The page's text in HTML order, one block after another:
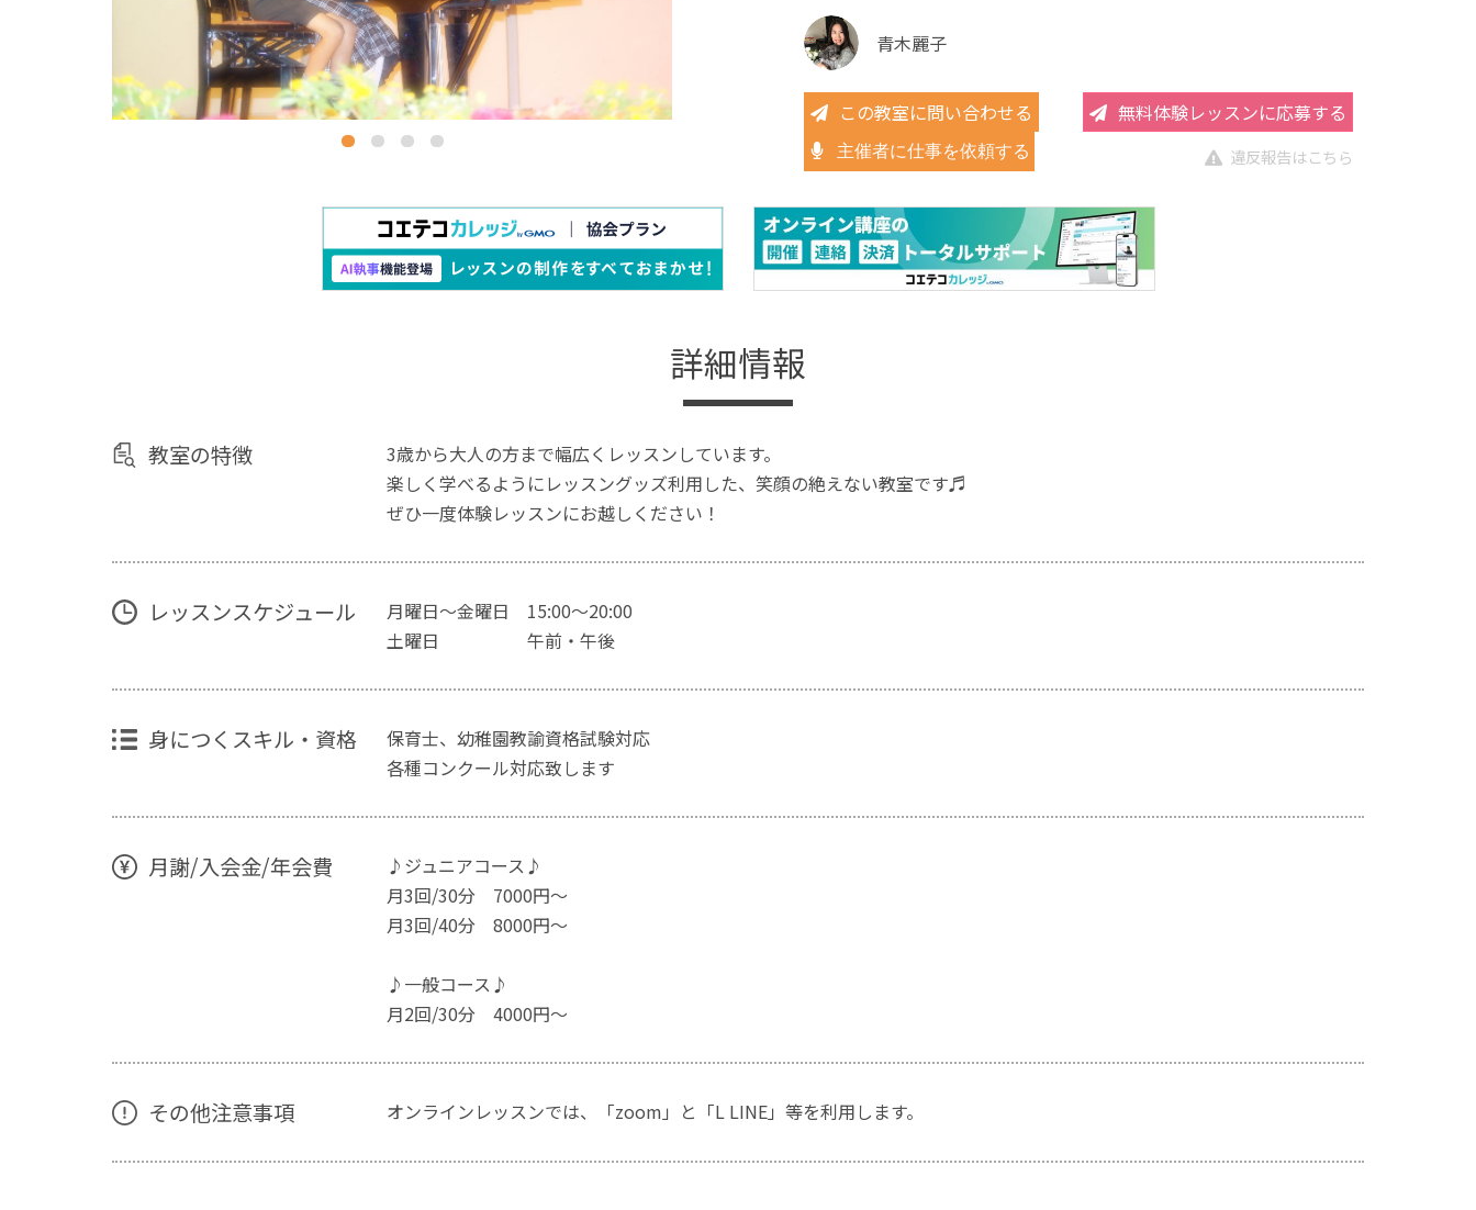
青木麗子
この教室に問い合わせる 無料体験レッスンに応募する
主催者に仕事を依頼する 違反報告はこちら
詳細情報
教室の特徴
3歳から大人の方まで幅広くレッスンしています。
楽しく学べるようにレッスングッズ利用した、笑顔の絶えない教室です♬
ぜひ一度体験レッスンにお越しください！
レッスンスケジュール
月曜日〜金曜日 15:00〜20:00
土曜日 午前・午後
身につくスキル・資格
保育士、幼稚園教諭資格試験対応
各種コンクール対応致します
月謝/入会金/年会費
♪ジュニアコース♪
月3回/30分 7000円〜
月3回/40分 8000円〜
♪一般コース♪
月2回/30分 4000円〜
その他注意事項 オンラインレッスンでは、「zoom」と「L LINE」等を利用します。